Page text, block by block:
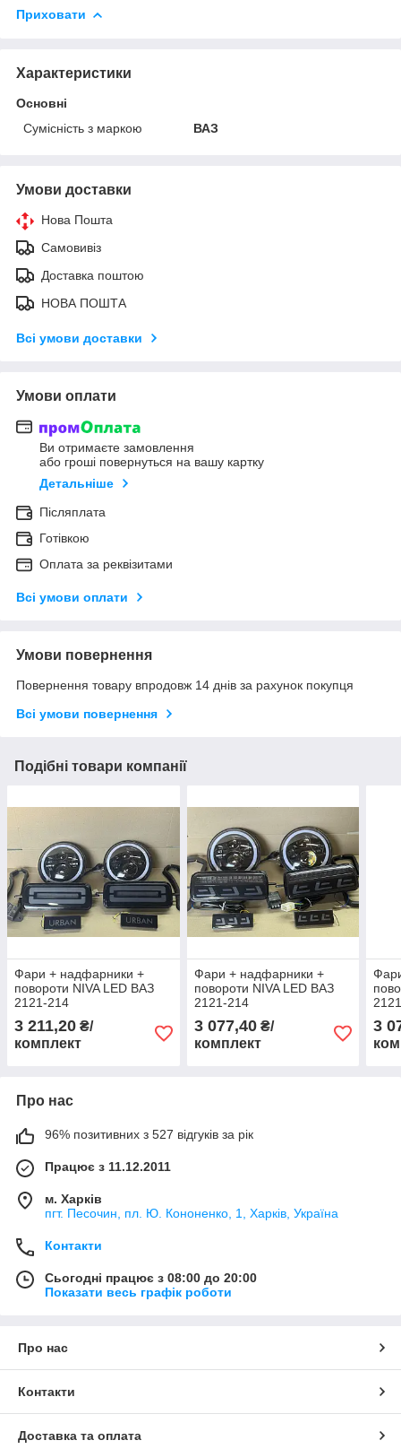
Приховати
Характеристики
Основні
Сумісність з маркою
ВАЗ
Умови доставки
Нова Пошта
Самовивіз
Доставка поштою
НОВА ПОШТА
Всі умови доставки
Умови оплати
Ви отримаєте замовлення
або гроші повернуться на вашу картку
Детальніше
Післяплата
Готівкою
Оплата за реквізитами
Всі умови оплати
Умови повернення
Повернення товару впродовж 14 днів за рахунок покупця
Всі умови повернення
Подібні товари компанії
Фари + надфарники +
повороти NIVA LED ВАЗ
2121-214
3 211,20 ₴/
комплект
Фари + надфарники +
повороти NIVA LED ВАЗ
2121-214
3 077,40₴/
комплект
3
Про нас
96% позитивних з 527 відгуків за рік
Працює з 11.12.2011
м. Харків
пгт. Песочин, пл. Ю. Кононенко, 1, Харків, Україна
Контакти
Сьогодні працює з 08:00 до 20:00
Показати весь графік роботи
Про нас
Контакти
Доставка та оплата